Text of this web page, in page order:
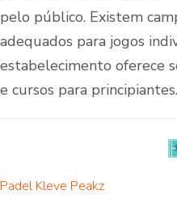
pelo público. Existem
adequados para jogos
estabelecimento oferece
e cursos para
Padel Kleve Peakz